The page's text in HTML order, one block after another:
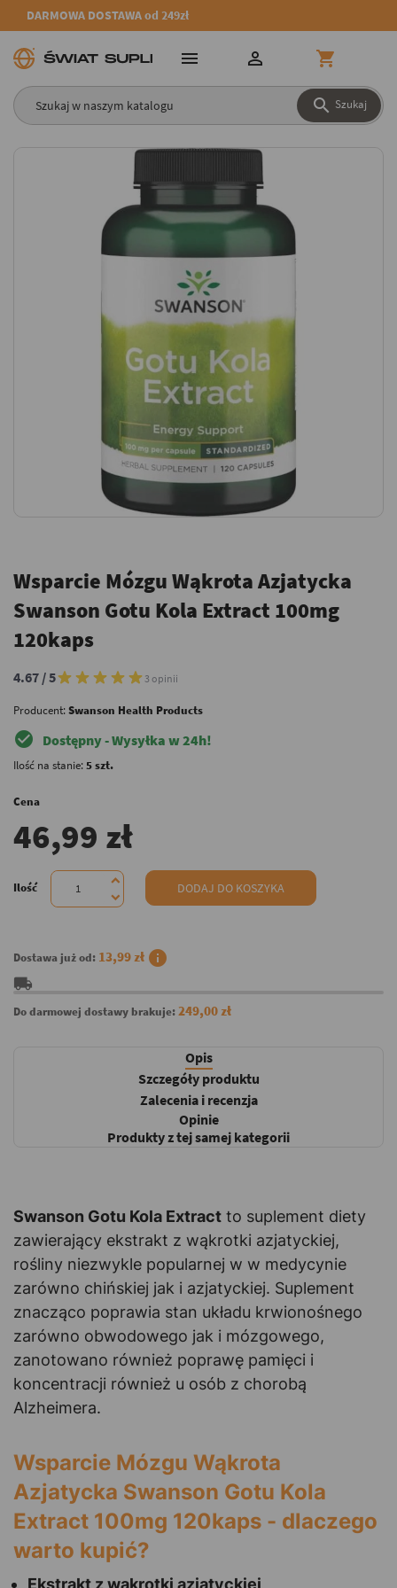
DARMOWA DOSTAWA od 249zł
 Szukaj
  
Wsparcie Mózgu Wąkrota Azjatycka
Swanson Gotu Kola Extract 100mg
120kaps
4.67 / 5 3 opinii
Producent:Swanson Health Products
check_circle Dostępny - Wysyłka w 24h!
Ilość na stanie:5 szt.
Cena
46,99 zł
Ilość DODAJ DO KOSZYKA
Dostawa już od: 13,99 zł info
local_shipping
Do darmowej dostawy brakuje:249,00 zł
Opis
Szczegóły produktu
Zalecenia i recenzja
Opinie
Produkty z tej samej kategorii
Swanson Gotu Kola Extract to suplement diety
zawierający ekstrakt z wąkrotki azjatyckiej,
rośliny niezwykle popularnej w w medycynie
zarówno chińskiej jak i azjatyckiej. Suplement
znacząco poprawia stan układu krwionośnego
zarówno obwodowego jak i mózgowego,
zanotowano również poprawę pamięci i
koncentracji również u osób z chorobą
Alzheimera.
Wsparcie Mózgu Wąkrota
Azjatycka Swanson Gotu Kola
Extract 100mg 120kaps - dlaczego
warto kupić?
Ekstrakt z wąkrotki azjatyckiej